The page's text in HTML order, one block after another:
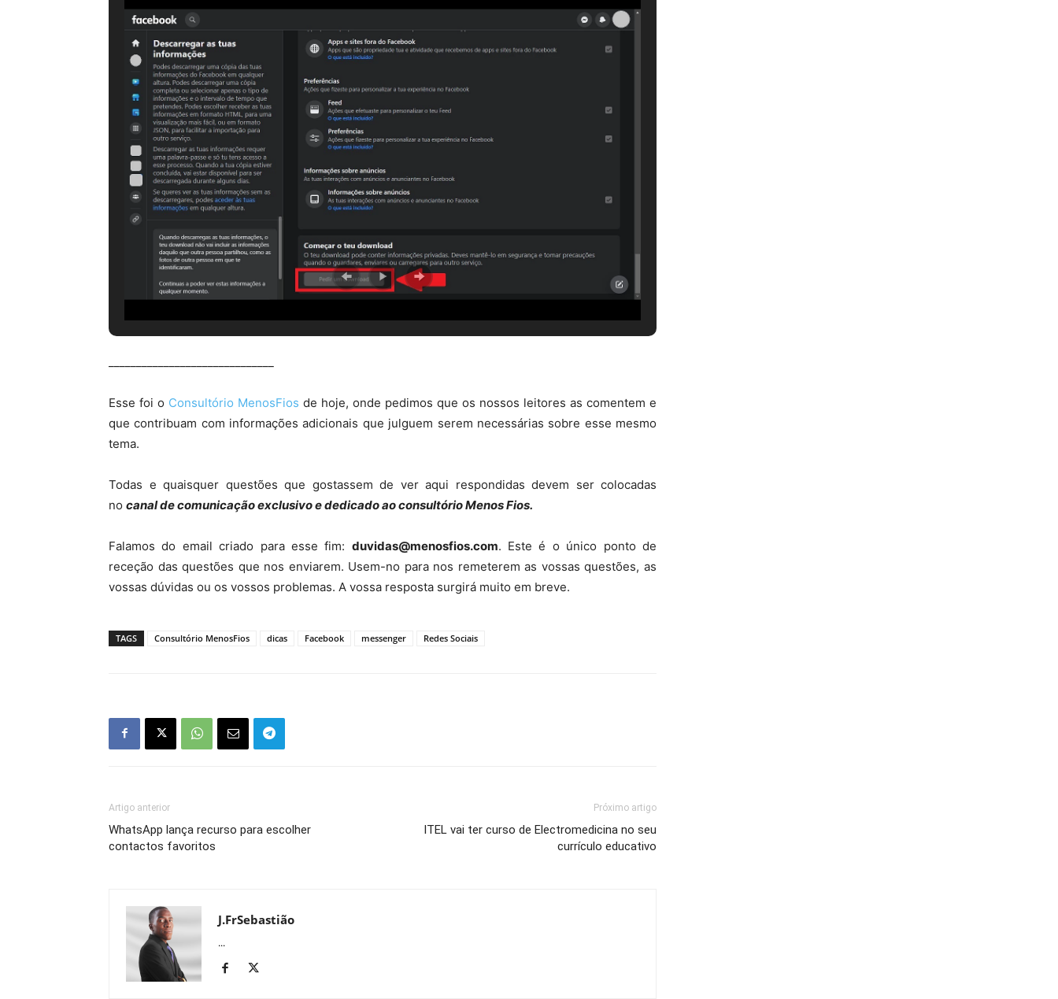
Esse foi o Consultório MenosFios de hoje, onde pedimos que os nossos leitores as comentem e
que contribuam com informações adicionais que julguem serem necessárias sobre esse mesmo
tema.
Todas e quaisquer questões que gostassem de ver aqui respondidas devem ser colocadas
no canal de comunicação exclusivo e dedicado ao consultório Menos Fios.
Falamos do email criado para esse fim: duvidas@menosfios.com. Este é o único ponto de
receção das questões que nos enviarem. Usem-no para nos remeterem as vossas questões, as
vossas dúvidas ou os vossos problemas. A vossa resposta surgirá muito em breve.
TAGS Consultório MenosFios dicas Facebook messenger Redes Sociais
Artigo anterior
WhatsApp lança recurso para escolher
contactos favoritos
Próximo artigo
ITEL vai ter curso de Electromedicina no seu
currículo educativo
J.FrSebastião
...